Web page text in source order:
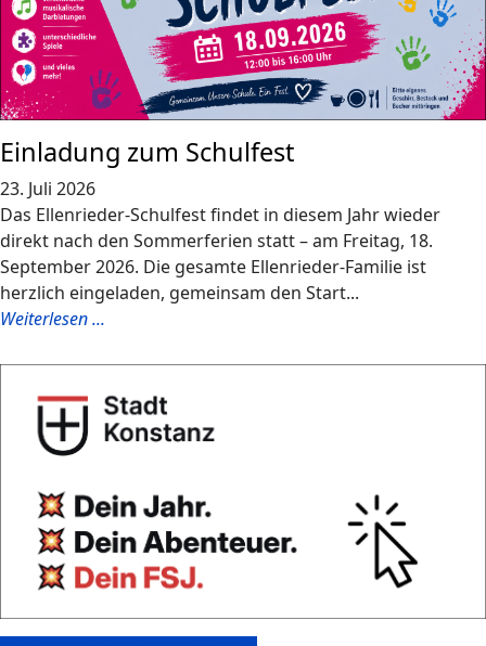
Einladung zum Schulfest
23. Juli 2026
Das Ellenrieder-Schulfest findet in diesem Jahr wieder
direkt nach den Sommerferien statt – am Freitag, 18.
September 2026. Die gesamte Ellenrieder-Familie ist
herzlich eingeladen, gemeinsam den Start...
Weiterlesen ...